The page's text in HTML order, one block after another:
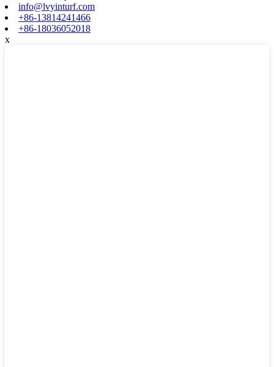
info@lvyinturf.com
+86-13814241466
+86-18036052018
x